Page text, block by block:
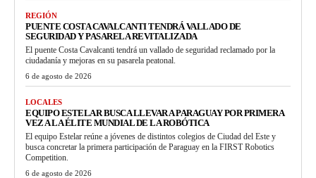
REGIÓN
PUENTE COSTA CAVALCANTI TENDRÁ VALLADO DE
SEGURIDAD Y PASARELA REVITALIZADA
El puente Costa Cavalcanti tendrá un vallado de seguridad reclamado por la
ciudadanía y mejoras en su pasarela peatonal.
6 de agosto de 2026
LOCALES
EQUIPO ESTELAR BUSCA LLEVAR A PARAGUAY POR PRIMERA
VEZ A LA ÉLITE MUNDIAL DE LA ROBÓTICA
El equipo Estelar reúne a jóvenes de distintos colegios de Ciudad del Este y
busca concretar la primera participación de Paraguay en la FIRST Robotics
Competition.
6 de agosto de 2026